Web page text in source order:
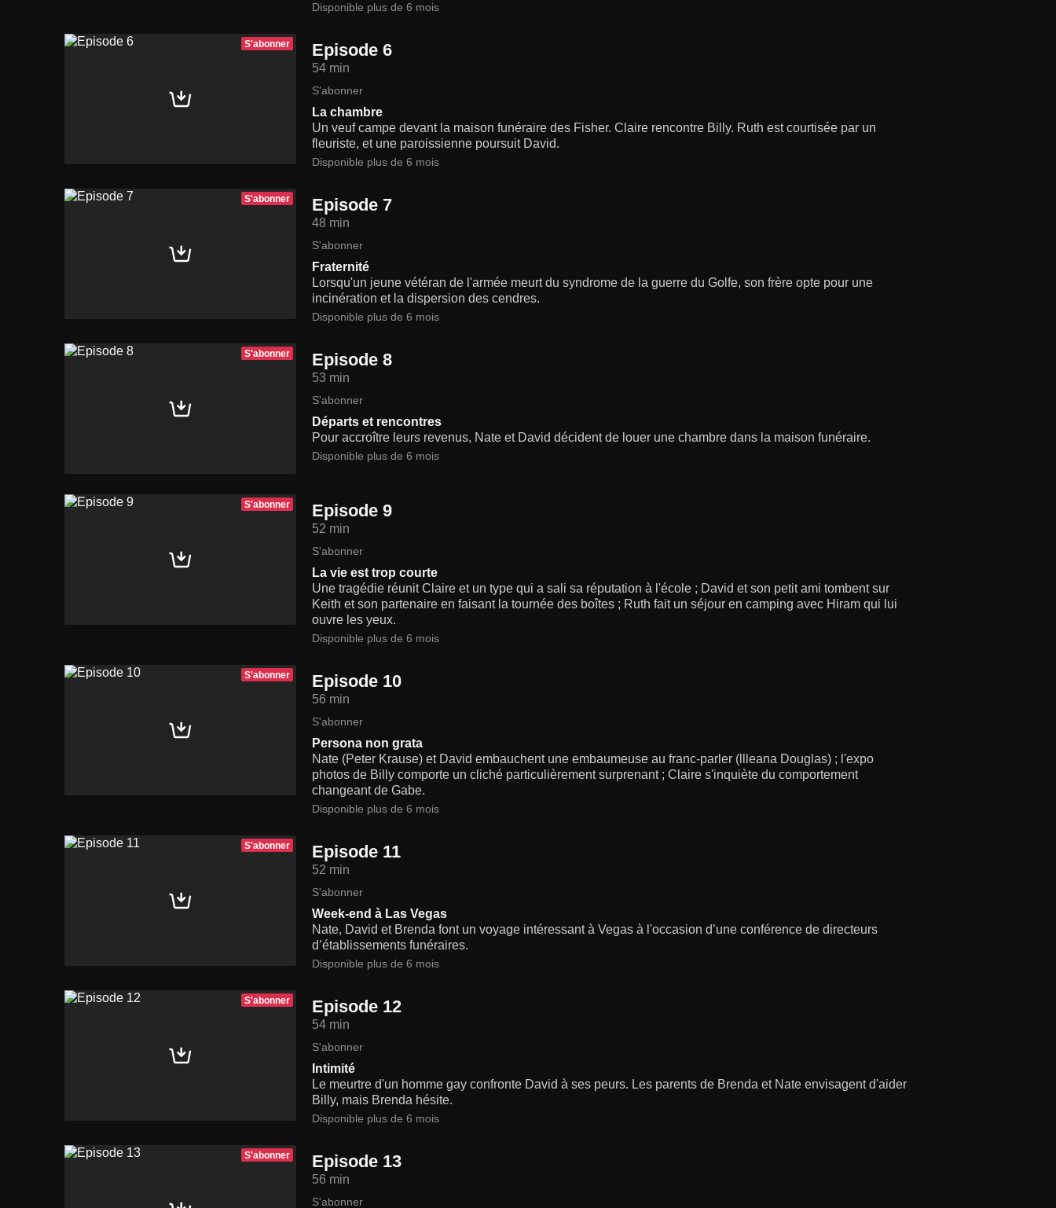
Disponible plus de 6 mois
S'abonner Episode 6
54 min
S'abonner
La chambre
Un veuf campe devant la maison funéraire des Fisher. Claire rencontre Billy. Ruth est courtisée par un
fleuriste, et une paroissienne poursuit David.
Disponible plus de 6 mois
S'abonner Episode 7
48 min
S'abonner
Fraternité
Lorsqu'un jeune vétéran de l'armée meurt du syndrome de la guerre du Golfe, son frère opte pour une
incinération et la dispersion des cendres.
Disponible plus de 6 mois
S'abonner Episode 8
53 min
S'abonner
Départs et rencontres
Pour accroître leurs revenus, Nate et David décident de louer une chambre dans la maison funéraire.
Disponible plus de 6 mois
S'abonner Episode 9
52 min
S'abonner
La vie est trop courte
Une tragédie réunit Claire et un type qui a sali sa réputation à l'école ; David et son petit ami tombent sur
Keith et son partenaire en faisant la tournée des boîtes ; Ruth fait un séjour en camping avec Hiram qui lui
ouvre les yeux.
Disponible plus de 6 mois
S'abonner Episode 10
56 min
S'abonner
Persona non grata
Nate (Peter Krause) et David embauchent une embaumeuse au franc-parler (llleana Douglas) ; l'expo
photos de Billy comporte un cliché particulièrement surprenant ; Claire s'inquiète du comportement
changeant de Gabe.
Disponible plus de 6 mois
S'abonner Episode 11
52 min
S'abonner
Week-end à Las Vegas
Nate, David et Brenda font un voyage intéressant à Vegas à l'occasion d’une conférence de directeurs
d’établissements funéraires.
Disponible plus de 6 mois
S'abonner Episode 12
54 min
S'abonner
Intimité
Le meurtre d'un homme gay confronte David à ses peurs. Les parents de Brenda et Nate envisagent d'aider
Billy, mais Brenda hésite.
Disponible plus de 6 mois
S'abonner Episode 13
56 min
S'abonner